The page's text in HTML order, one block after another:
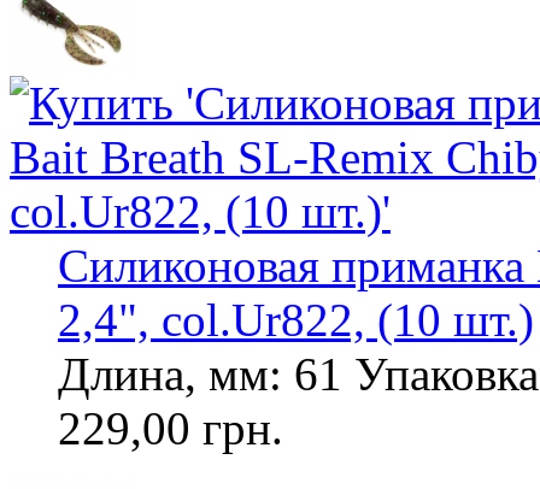
Силиконовая
2,4", col.Ur822, (10 шт.)
Длина, мм: 61
229,00 грн.